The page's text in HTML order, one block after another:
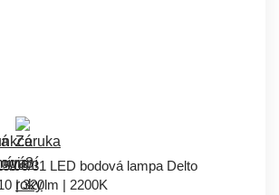
06/31 LED bodová lampa Delto
| 320lm | 2200K